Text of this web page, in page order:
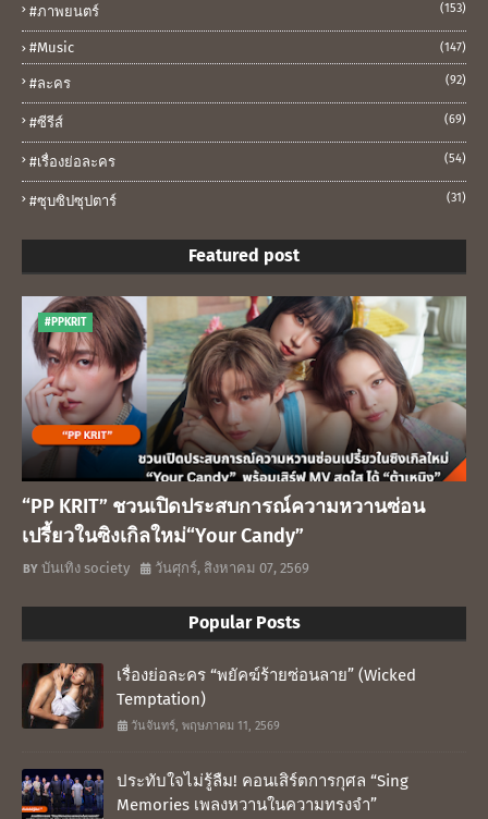
#ภาพยนตร์ (153)
#music (147)
#ละคร (92)
#ซีรีส์ (69)
#เรื่องย่อละคร (54)
#ซุบซิปซุปตาร์ (31)
Featured post
#PPKRIT
“PP KRIT” ชวนเปิดประสบการณ์ความหวานซ่อน
เปรี้ยวในซิงเกิลใหม่“Your Candy”
บันเทิง society วันศุกร์, สิงหาคม 07, 2569
Popular Posts
เรื่องย่อละคร “พยัคฆ์ร้ายซ่อนลาย” (Wicked
Temptation)
วันจันทร์, พฤษภาคม 11, 2569
ประทับใจไม่รู้ลืม! คอนเสิร์ตการกุศล “Sing
Memories เพลงหวานในความทรงจำ”